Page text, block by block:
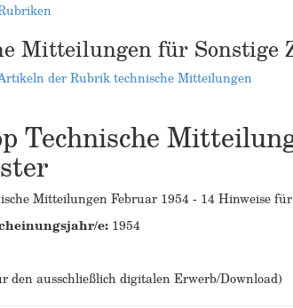
Mitteilungen für Sonstige
der Rubrik technische Mitteilungen
Technische
Mitteilungen Februar 1954 - 14 Hinweise
e: 1954
den ausschließlich digitalen Erwerb/Download)